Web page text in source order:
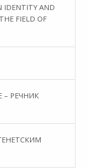
IDENTITY AND
FIELD OF
РЕЧНИК